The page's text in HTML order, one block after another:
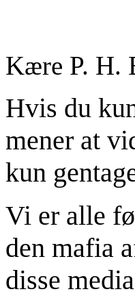
Kære P. H.
Hvis du
mener at
kun
Vi er alle
den mafia
disse